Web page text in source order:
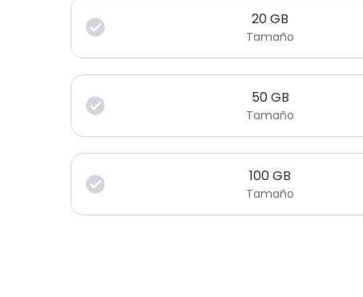
20GB
Tamaño
50GB
Tamaño
100GB
Tamaño